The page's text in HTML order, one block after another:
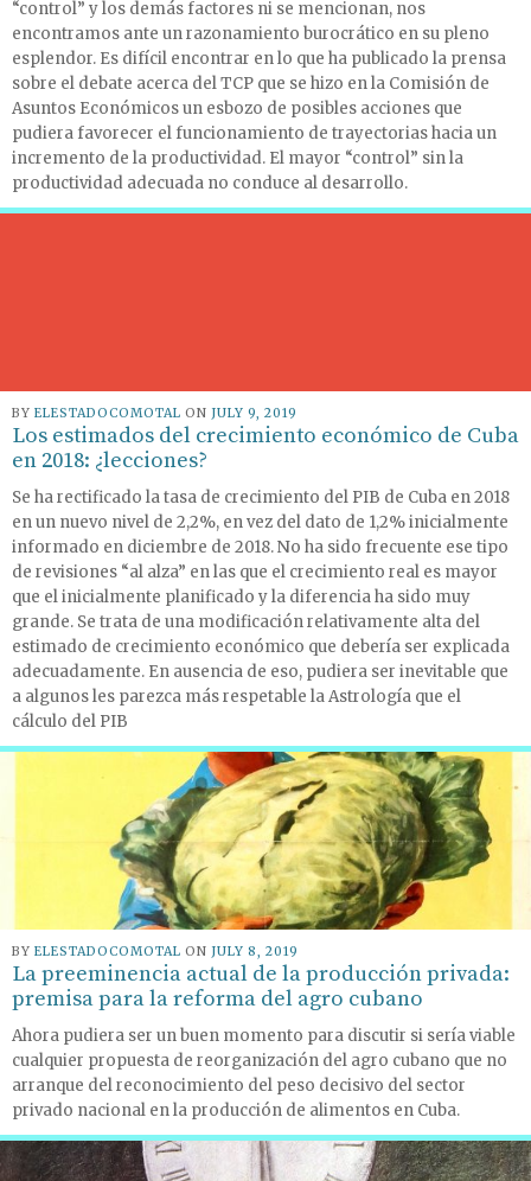
“control” y los demás factores ni se mencionan, nos
encontramos ante un razonamiento burocrático en su pleno
esplendor. Es difícil encontrar en lo que ha publicado la prensa
sobre el debate acerca del TCP que se hizo en la Comisión de
Asuntos Económicos un esbozo de posibles acciones que
pudiera favorecer el funcionamiento de trayectorias hacia un
incremento de la productividad. El mayor “control” sin la
productividad adecuada no conduce al desarrollo.
BY ELESTADOCOMOTAL ON JULY 9, 2019
Los estimados del crecimiento económico de Cuba
en 2018: ¿lecciones?
Se ha rectificado la tasa de crecimiento del PIB de Cuba en 2018
en un nuevo nivel de 2,2%, en vez del dato de 1,2% inicialmente
informado en diciembre de 2018. No ha sido frecuente ese tipo
de revisiones “al alza” en las que el crecimiento real es mayor
que el inicialmente planificado y la diferencia ha sido muy
grande. Se trata de una modificación relativamente alta del
estimado de crecimiento económico que debería ser explicada
adecuadamente. En ausencia de eso, pudiera ser inevitable que
a algunos les parezca más respetable la Astrología que el
cálculo del PIB
BY ELESTADOCOMOTAL ON JULY 8, 2019
La preeminencia actual de la producción privada:
premisa para la reforma del agro cubano
Ahora pudiera ser un buen momento para discutir si sería viable
cualquier propuesta de reorganización del agro cubano que no
arranque del reconocimiento del peso decisivo del sector
privado nacional en la producción de alimentos en Cuba.